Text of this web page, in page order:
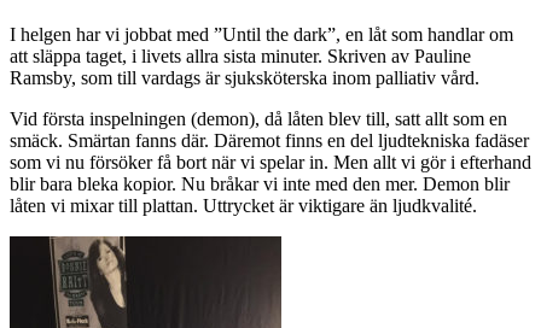
I helgen har vi jobbat med ”Until the dark”, en låt som handlar om
att släppa taget, i livets allra sista minuter. Skriven av Pauline
Ramsby, som till vardags är sjuksköterska inom palliativ vård.
Vid första inspelningen (demon), då låten blev till, satt allt som en
smäck. Smärtan fanns där. Däremot finns en del ljudtekniska fadäser
som vi nu försöker få bort när vi spelar in. Men allt vi gör i efterhand
blir bara bleka kopior. Nu bråkar vi inte med den mer. Demon blir
låten vi mixar till plattan. Uttrycket är viktigare än ljudkvalité.